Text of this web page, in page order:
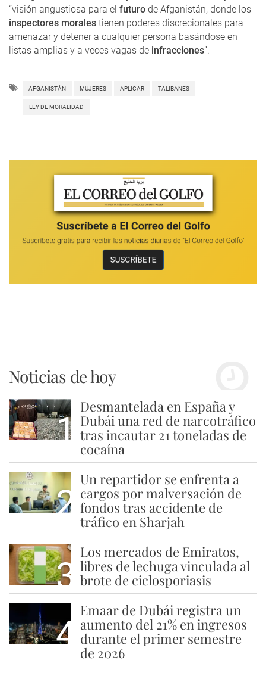
“visión angustiosa para el futuro de Afganistán, donde los
inspectores morales tienen poderes discrecionales para
amenazar y detener a cualquier persona basándose en
listas amplias y a veces vagas de infracciones”.
AFGANISTÁN MUJERES APLICAR TALIBANES
LEY DE MORALIDAD
Noticias de hoy
1
Desmantelada en España y
Dubái una red de narcotráfico
tras incautar 21 toneladas de
cocaína
2
Un repartidor se enfrenta a
cargos por malversación de
fondos tras accidente de
tráfico en Sharjah
3
Los mercados de Emiratos,
libres de lechuga vinculada al
brote de ciclosporiasis
4
Emaar de Dubái registra un
aumento del 21% en ingresos
durante el primer semestre
de 2026